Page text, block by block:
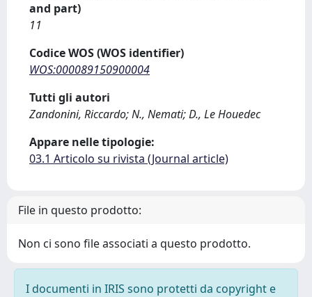
and part)
11
Codice WOS (WOS identifier)
WOS:000089150900004
Tutti gli autori
Zandonini, Riccardo; N., Nemati; D., Le Houedec
Appare nelle tipologie:
03.1 Articolo su rivista (Journal article)
File in questo prodotto:
Non ci sono file associati a questo prodotto.
I documenti in IRIS sono protetti da copyright e